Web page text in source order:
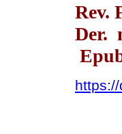
Rev.
Der.